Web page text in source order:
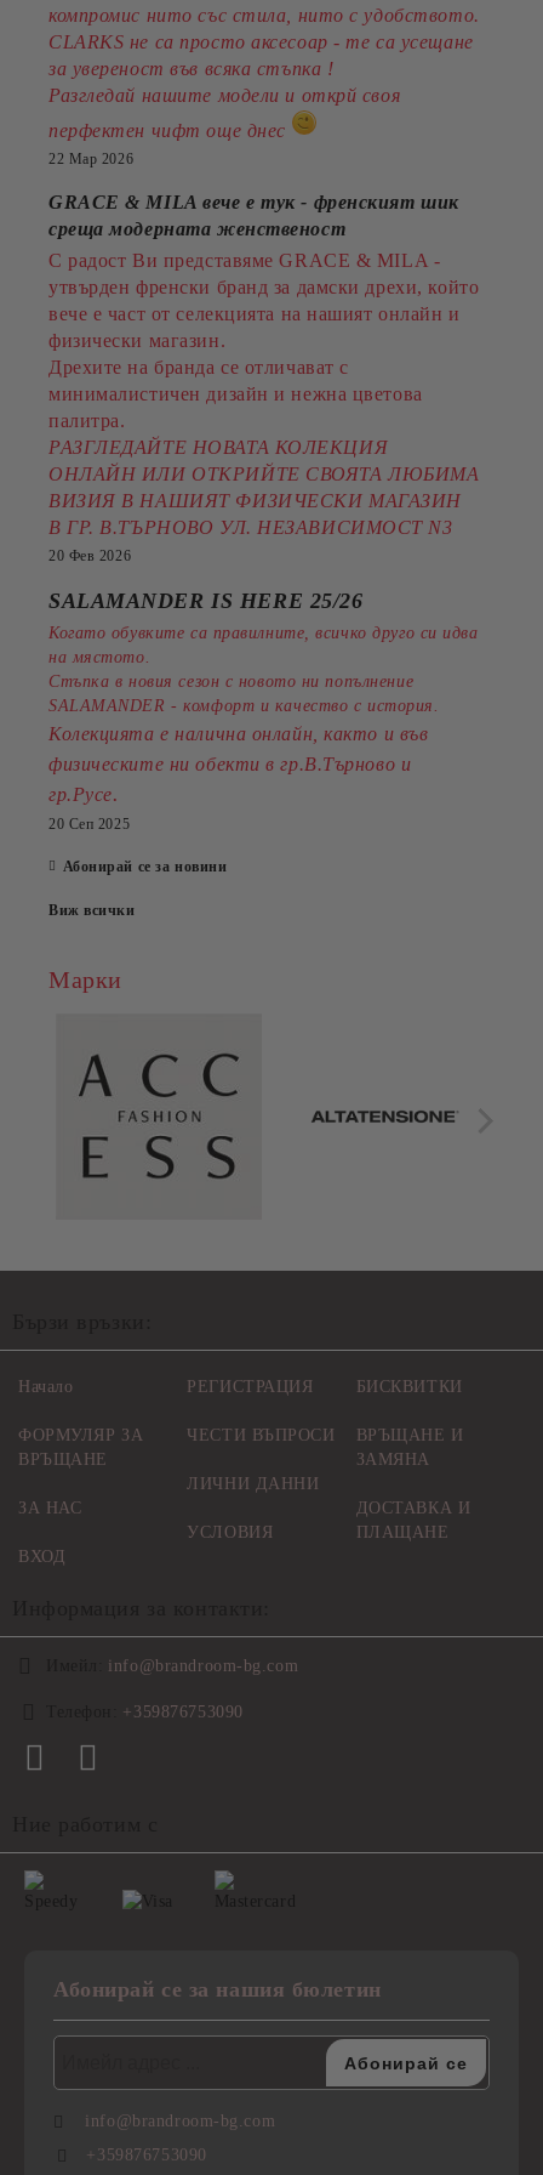
компромис нито със стила, нито с удобството.
CLARKS не са просто аксесоар - те са усещане
за увереност във всяка стъпка !
Разгледай нашите модели и открй своя
перфектен чифт още днес
22 Мар 2026
GRACE & MILA вече е тук - френският шик
среща модерната женственост
С радост Ви представяме GRACE & MILA -
утвърден френски бранд за дамски дрехи, който
вече е част от селекцията на нашият онлайн и
физически магазин.
Дрехите на бранда се отличават с
минималистичен дизайн и нежна цветова
палитра.
РАЗГЛЕДАЙТЕ НОВАТА КОЛЕКЦИЯ
ОНЛАЙН ИЛИ ОТКРИЙТЕ СВОЯТА ЛЮБИМА
ВИЗИЯ В НАШИЯТ ФИЗИЧЕСКИ МАГАЗИН
В ГР. В.ТЪРНОВО УЛ. НЕЗАВИСИМОСТ N3
20 Фев 2026
SALAMANDER IS HERE 25/26
Когато обувките са правилните, всичко друго си идва
на мястото.
Стъпка в новия сезон с новото ни попълнение
SALAMANDER - комфорт и качество с история.
Колекцията е налична онлайн, както и във
физическите ни обекти в гр.В.Търново и
гр.Русе.
20 Сеп 2025
Абонирай се за новини
Виж всички
Марки
Начало
ФОРМУЛЯР ЗА
ВРЪЩАНЕ
ЗА НАС
ВХОД
РЕГИСТРАЦИЯ
ЧЕСТИ ВЪПРОСИ
ЛИЧНИ ДАННИ
УСЛОВИЯ
БИСКВИТКИ
ВРЪЩАНЕ И
ЗАМЯНА
ДОСТАВКА И
ПЛАЩАНЕ
info@brandroom-bg.com
+359876753090
Абонирай се за нашия бюлетин
info@brandroom-bg.com
+359876753090